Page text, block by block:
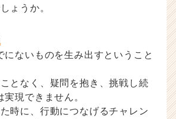
ょうか。
にないものを生み出すということ
となく、疑問を抱き、挑戦し続
現できません。
時に、行動につなげるチャレン